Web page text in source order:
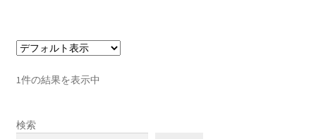
1件の結果を表示中
検索